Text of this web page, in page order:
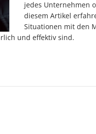
KRISEN
Krisenkommunikation:
jedes Unternehmen
diesem Artikel
Situationen mit den
und effektiv sind.